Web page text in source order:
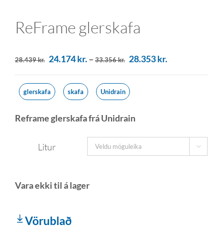
ReFrame glerskafa
28.439kr. 24.174kr.– 33.356kr. 28.353kr.
glerskafa skafa Unidrain
Reframe glerskafa frá Unidrain
Litur 
Vörublað